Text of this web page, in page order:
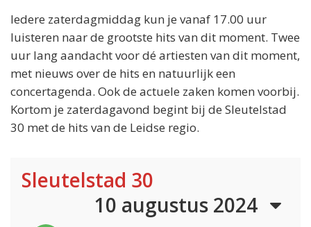
Iedere zaterdagmiddag kun je vanaf 17.00 uur
luisteren naar de grootste hits van dit moment. Twee
uur lang aandacht voor dé artiesten van dit moment,
met nieuws over de hits en natuurlijk een
concertagenda. Ook de actuele zaken komen voorbij.
Kortom je zaterdagavond begint bij de Sleutelstad
30 met de hits van de Leidse regio.
Sleutelstad 30
10 augustus 2024